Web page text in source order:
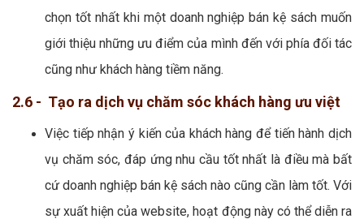
chọn tốt nhất khi một doanh nghiệp bán kệ sách muốn
giới thiệu những ưu điểm của mình đến với phía đối tác
cũng như khách hàng tiềm năng.
2.6 - Tạo ra dịch vụ chăm sóc khách hàng ưu việt
Việc tiếp nhận ý kiến của khách hàng để tiến hành dịch
vụ chăm sóc, đáp ứng nhu cầu tốt nhất là điều mà bất
cứ doanh nghiệp bán kệ sách nào cũng cần làm tốt. Với
sự xuất hiện của website, hoạt động này có thể diễn ra